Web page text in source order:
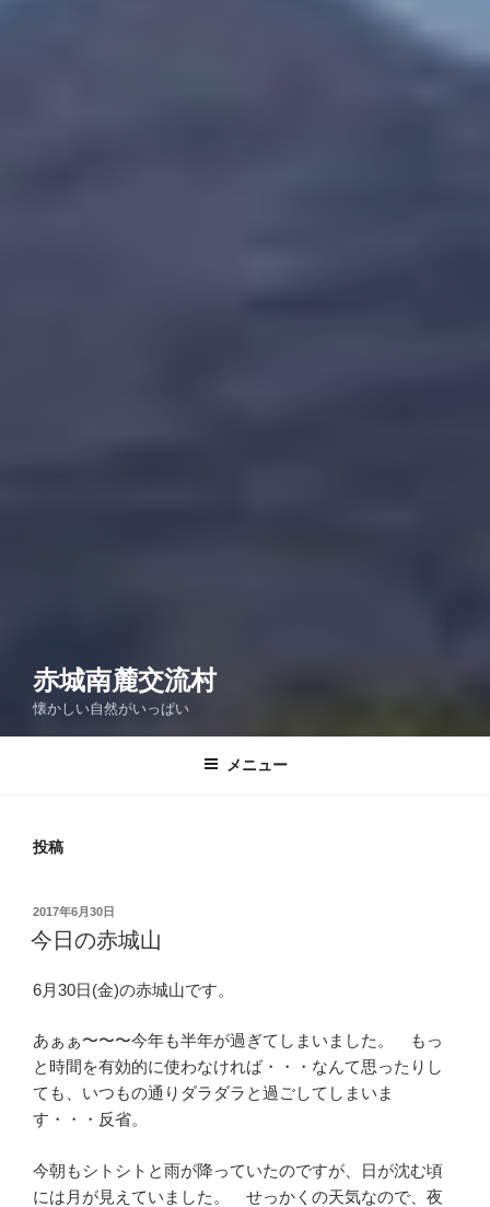
赤城南麓交流村
懐かしい自然がいっぱい
メニュー
投稿
投
稿
日:
2017年6月30日
今日の赤城山
6月30日(金)の赤城山です。
あぁぁ〜〜〜今年も半年が過ぎてしまいました。 もっ
と時間を有効的に使わなければ・・・なんて思ったりし
ても、いつもの通りダラダラと過ごしてしまいま
す・・・反省。
今朝もシトシトと雨が降っていたのですが、日が沈む頃
には月が見えていました。 せっかくの天気なので、夜